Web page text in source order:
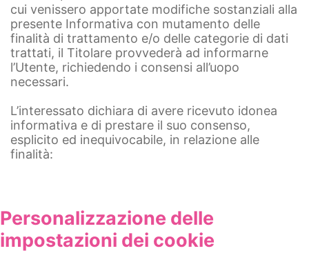
cui venissero apportate modifiche sostanziali alla
presente Informativa con mutamento delle
finalità di trattamento e/o delle categorie di dati
trattati, il Titolare provvederà ad informarne
l’Utente, richiedendo i consensi all’uopo
necessari.
L’interessato dichiara di avere ricevuto idonea
informativa e di prestare il suo consenso,
esplicito ed inequivocabile, in relazione alle
finalità:
Personalizzazione delle
impostazioni dei cookie